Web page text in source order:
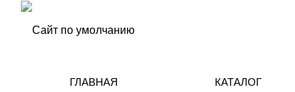
ГЛАВНАЯ КАТАЛОГ